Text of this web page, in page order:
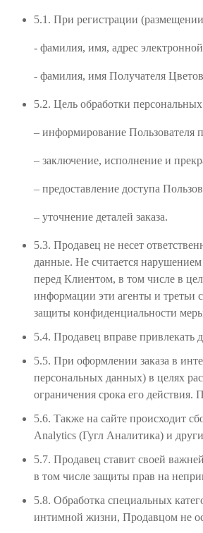
5.1. При регистрации
- фамилия, имя, адрес
- фамилия, имя Получателя
5.2. Цель обработки
– информирование Пользователя
– заключение, исполнение и
– предоставление доступа
– уточнение деталей заказа.
5.3. Продавец не несет
данные. Не считается
перед Клиентом, в том числе в
информации эти агенты и третьи
защиты конфиденциальности
5.4. Продавец вправе привлекать
5.5. При оформлении заказа в
персональных данных) в целях
ограничения срока его действия.
5.6. Также на сайте происходит
Analytics (Гугл Аналитика) и
5.7. Продавец ставит своей
в том числе защиты прав на
5.8. Обработка специальных
интимной жизни, Продавцом не